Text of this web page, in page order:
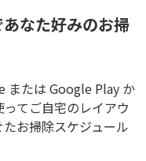
なた好みのお掃
または Google Play か
てご自宅のレイアウ
お掃除スケジュール